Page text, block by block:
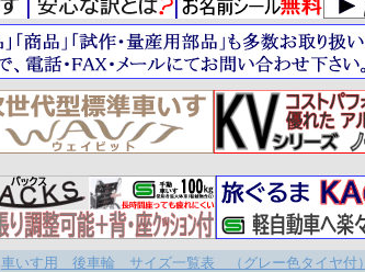
車いす用 後車輪 サイズ一覧表 （グレー色タイヤ付）